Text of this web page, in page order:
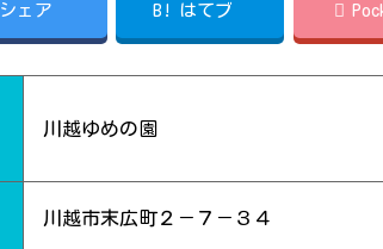
シェア B! はてブ
川越ゆめの園
川越市末広町２－７－３４